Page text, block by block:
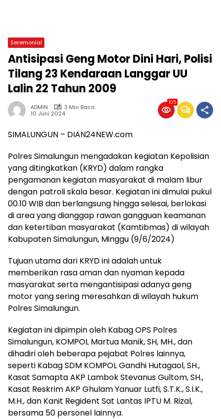
Seremonial
Antisipasi Geng Motor Dini Hari, Polisi
Tilang 23 Kendaraan Langgar UU
Lalin 22 Tahun 2009
ADMIN
3 Min Baca
10 Juni 2024
105
SIMALUNGUN – DIAN24NEW.com
Polres Simalungun mengadakan kegiatan Kepolisian
yang ditingkatkan (KRYD) dalam rangka
pengamanan kegiatan masyarakat di malam libur
dengan patroli skala besar. Kegiatan ini dimulai pukul
00.10 WIB dan berlangsung hingga selesai, berlokasi
di area yang dianggap rawan gangguan keamanan
dan ketertiban masyarakat (Kamtibmas) di wilayah
Kabupaten Simalungun, Minggu (9/6/2024)
Tujuan utama dari KRYD ini adalah untuk
memberikan rasa aman dan nyaman kepada
masyarakat serta mengantisipasi adanya geng
motor yang sering meresahkan di wilayah hukum
Polres Simalungun.
Kegiatan ini dipimpin oleh Kabag OPS Polres
Simalungun, KOMPOL Martua Manik, SH, MH., dan
dihadiri oleh beberapa pejabat Polres lainnya,
seperti Kabag SDM KOMPOL Gandhi Hutagaol, SH.,
Kasat Samapta AKP Lambok Stevanus Gultom, SH.,
Kasat Reskrim AKP Ghulam Yanuar Lutfi, S.T.K., S.I.K.,
M.H., dan Kanit Regident Sat Lantas IPTU M. Rizal,
bersama 50 personel lainnya.